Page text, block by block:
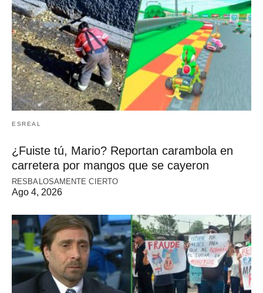
ESREAL
¿Fuiste tú, Mario? Reportan carambola en
carretera por mangos que se cayeron
RESBALOSAMENTE CIERTO
Ago 4, 2026